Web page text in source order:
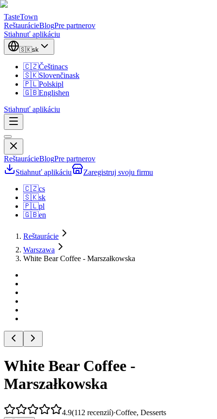
TasteTown
ReštaurácieBlogPre partnerov
Stiahnuť aplikáciu
🇸🇰sk
🇨🇿Češtinacs
🇸🇰Slovenčinask
🇵🇱Polskipl
🇬🇧Englishen
Stiahnuť aplikáciu
ReštaurácieBlogPre partnerov
Stiahnuť aplikáciu
Zaregistruj svoju firmu
🇨🇿cs
🇸🇰sk
🇵🇱pl
🇬🇧en
Reštaurácie
Warszawa
White Bear Coffee - Marszałkowska
White Bear Coffee -
Marszałkowska
4.9(112 recenzií)·Coffee, Desserts